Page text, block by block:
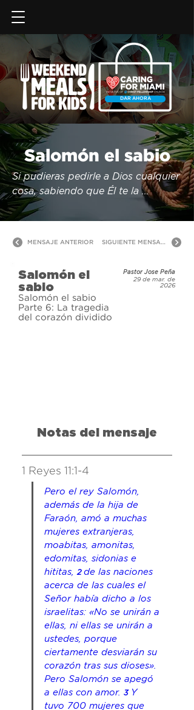
DAR AHORA
Salomón el sabio
Si pudieras pedirle a Dios cualquier
cosa, sabiendo que Él te la
concedería, ¿qué le pedirías? Hace
mucho tiempo, un hombre llamado
único que pidió fue sabiduría.
y exitoso que Israel había visto
jamás. Conquistó territorios,
acumuló grandes riquezas y trajo
paz a toda la tierra… hasta que
descubrimos por qué su historia no
es tan diferente de la nuestra.
MENSAJE ANTERIOR SIGUIENTE MENSAJE
Salomón el
sabio
Salomón el sabio
Parte 6: La tragedia
del corazón dividido
Pastor Jose Peña
29 de mar. de
2026
Notas del mensaje
1 Reyes 11:1-4
Pero el rey Salomón,
además de la hija de
Faraón, amó a muchas
mujeres extranjeras,
moabitas, amonitas,
edomitas, sidonias e
hititas, 2 de las naciones
acerca de las cuales el
Señor había dicho a los
israelitas: «No se unirán a
ellas, ni ellas se unirán a
ustedes, porque
ciertamente desviarán su
corazón tras sus dioses».
Pero Salomón se apegó
a ellas con amor. 3 Y
tuvo 700 mujeres que